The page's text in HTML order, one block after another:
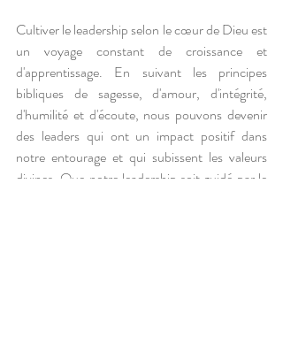
Cultiver le leadership selon le cœur de Dieu est
un voyage constant de croissance et
d'apprentissage. En suivant les principes
bibliques de sagesse, d'amour, d'intégrité,
d'humilité et d'écoute, nous pouvons devenir
des leaders qui ont un impact positif dans
notre entourage et qui subissent les valeurs
divines. Que notre leadership soit guidé par le